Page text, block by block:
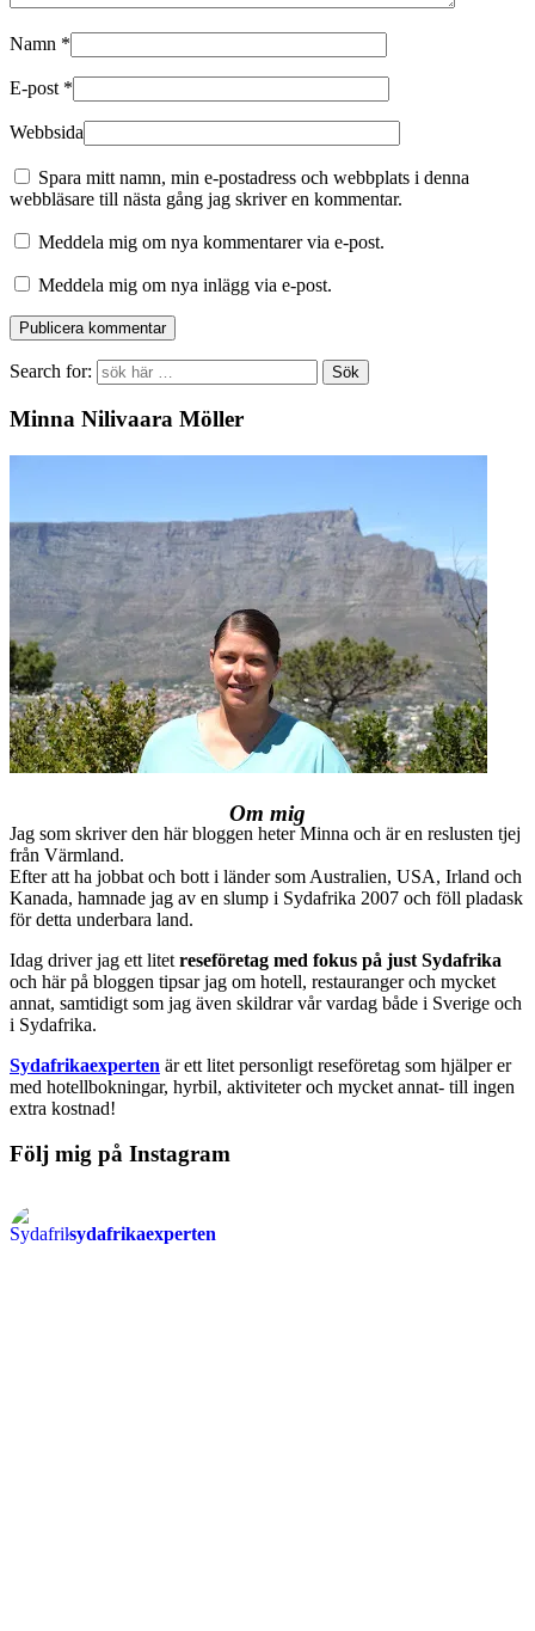
Namn *
E-post *
Webbsida
Spara mitt namn, min e-postadress och webbplats i denna
webbläsare till nästa gång jag skriver en kommentar.
Meddela mig om nya kommentarer via e-post.
Meddela mig om nya inlägg via e-post.
Search for:
Minna Nilivaara Möller
Om mig
Jag som skriver den här bloggen heter Minna och är en reslusten tjej
från Värmland.
Efter att ha jobbat och bott i länder som Australien, USA, Irland och
Kanada, hamnade jag av en slump i Sydafrika 2007 och föll pladask
för detta underbara land.
Idag driver jag ett litet reseföretag med fokus på just Sydafrika
och här på bloggen tipsar jag om hotell, restauranger och mycket
annat, samtidigt som jag även skildrar vår vardag både i Sverige och
i Sydafrika.
Sydafrikaexperten är ett litet personligt reseföretag som hjälper er
med hotellbokningar, hyrbil, aktiviteter och mycket annat- till ingen
extra kostnad!
Följ mig på Instagram
sydafrikaexperten